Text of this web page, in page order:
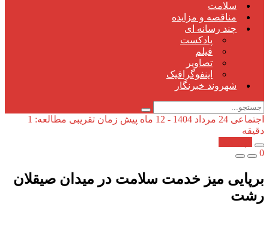
سلامت
مناقصه و مزایده
چند رسانه ای
پادکست
فیلم
تصاویر
اینفوگرافیک
شهروند خبرنگار
اجتماعی 24 مرداد 1404 - 12 ماه پیش
زمان تقریبی مطالعه: 1
دقیقه
0
برپایی میز خدمت سلامت در میدان صیقلان
رشت